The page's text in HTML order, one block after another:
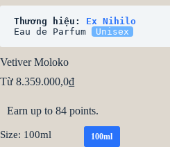
Thương hiệu: Ex Nihilo
Eau de Parfum
Unisex
Vetiver Moloko
Từ 8.359.000,0₫
Earn up to 84 points.
Size: 100ml 100ml